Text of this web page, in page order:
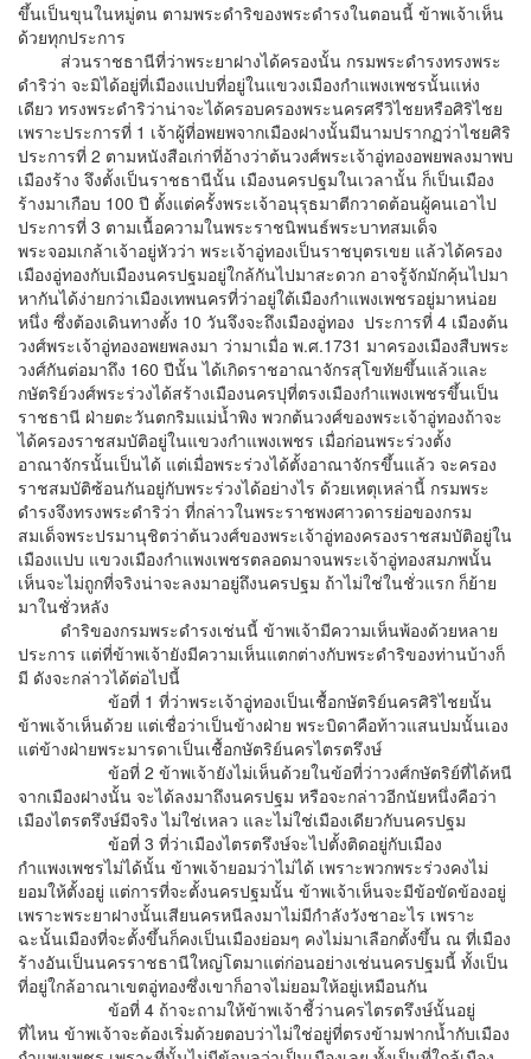
ขึ้นเป็นขุนในหมู่ตน ตามพระดำริของพระดำรงในตอนนี้ ข้าพเจ้าเห็น
ด้วยทุกประการ
ส่วนราชธานีที่ว่าพระยาฝางได้ครองนั้น กรมพระดำรงทรงพระ
ดำริว่า จะมิได้อยู่ที่เมืองแปบที่อยู่ในแขวงเมืองกำแพงเพชรนั้นแห่ง
เดียว ทรงพระดำริว่าน่าจะได้ครอบครองพระนครศรีวิไชยหรือศิริไชย
เพราะประการที่ 1 เจ้าผู้ที่อพยพจากเมืองฝางนั้นมีนามปรากฏว่าไชยศิริ
ประการที่ 2 ตามหนังสือเก่าที่อ้างว่าต้นวงศ์พระเจ้าอู่ทองอพยพลงมาพบ
เมืองร้าง จึงตั้งเป็นราชธานีนั้น เมืองนครปฐมในเวลานั้น ก็เป็นเมือง
ร้างมาเกือบ 100 ปี ตั้งแต่ครั้งพระเจ้าอนุรุธมาตีกวาดต้อนผู้คนเอาไป
ประการที่ 3 ตามเนื้อความในพระราชนิพนธ์พระบาทสมเด็จ
พระจอมเกล้าเจ้าอยู่หัวว่า พระเจ้าอู่ทองเป็นราชบุตรเขย แล้วได้ครอง
เมืองอู่ทองกับเมืองนครปฐมอยู่ใกล้กันไปมาสะดวก อาจรู้จักมักคุ้นไปมา
หากันได้ง่ายกว่าเมืองเทพนครที่ว่าอยู่ใต้เมืองกำแพงเพชรอยู่มาหน่อย
หนึ่ง ซึ่งต้องเดินทางตั้ง 10 วันจึงจะถึงเมืองอู่ทอง ประการที่ 4 เมืองต้น
วงศ์พระเจ้าอู่ทองอพยพลงมา ว่ามาเมื่อ พ.ศ.1731 มาครองเมืองสืบพระ
วงศ์กันต่อมาถึง 160 ปีนั้น ได้เกิดราชอาณาจักรสุโขทัยขึ้นแล้วและ
กษัตริย์วงศ์พระร่วงได้สร้างเมืองนครปุที่ตรงเมืองกำแพงเพชรขึ้นเป็น
ราชธานี ฝ่ายตะวันตกริมแม่น้ำพิง พวกต้นวงศ์ของพระเจ้าอู่ทองถ้าจะ
ได้ครองราชสมบัติอยู่ในแขวงกำแพงเพชร เมื่อก่อนพระร่วงตั้ง
อาณาจักรนั้นเป็นได้ แต่เมื่อพระร่วงได้ตั้งอาณาจักรขึ้นแล้ว จะครอง
ราชสมบัติซ้อนกันอยู่กับพระร่วงได้อย่างไร ด้วยเหตุเหล่านี้ กรมพระ
ดำรงจึงทรงพระดำริว่า ที่กล่าวในพระราชพงศาวดารย่อของกรม
สมเด็จพระปรมานุชิตว่าต้นวงศ์ของพระเจ้าอู่ทองครองราชสมบัติอยู่ใน
เมืองแปบ แขวงเมืองกำแพงเพชรตลอดมาจนพระเจ้าอู่ทองสมภพนั้น
เห็นจะไม่ถูกที่จริงน่าจะลงมาอยู่ถึงนครปฐม ถ้าไม่ใช่ในชั่วแรก ก็ย้าย
มาในชั่วหลัง
ดำริของกรมพระดำรงเช่นนี้ ข้าพเจ้ามีความเห็นพ้องด้วยหลาย
ประการ แต่ที่ข้าพเจ้ายังมีความเห็นแตกต่างกับพระดำริของท่านบ้างก็
มี ดังจะกล่าวได้ต่อไปนี้
ข้อที่ 1 ที่ว่าพระเจ้าอู่ทองเป็นเชื้อกษัตริย์นครศิริไชยนั้น
ข้าพเจ้าเห็นด้วย แต่เชื่อว่าเป็นข้างฝ่าย พระบิดาคือท้าวแสนปมนั้นเอง
แต่ข้างฝ่ายพระมารดาเป็นเชื้อกษัตริย์นครไตรตรึงษ์
ข้อที่ 2 ข้าพเจ้ายังไม่เห็นด้วยในข้อที่ว่าวงศ์กษัตริย์ที่ได้หนี
จากเมืองฝางนั้น จะได้ลงมาถึงนครปฐม หรือจะกล่าวอีกนัยหนึ่งคือว่า
เมืองไตรตรึงษ์มีจริง ไม่ใช่เหลว และไม่ใช่เมืองเดียวกับนครปฐม
ข้อที่ 3 ที่ว่าเมืองไตรตรึงษ์จะไปตั้งติดอยู่กับเมือง
กำแพงเพชรไม่ได้นั้น ข้าพเจ้ายอมว่าไม่ได้ เพราะพวกพระร่วงคงไม่
ยอมให้ตั้งอยู่ แต่การที่จะตั้งนครปฐมนั้น ข้าพเจ้าเห็นจะมีข้อขัดข้องอยู่
เพราะพระยาฝางนั้นเสียนครหนีลงมาไม่มีกำลังวังชาอะไร เพราะ
ฉะนั้นเมืองที่จะตั้งขึ้นก็คงเป็นเมืองย่อมๆ คงไม่มาเลือกตั้งขึ้น ณ ที่เมือง
ร้างอันเป็นนครราชธานีใหญ่โตมาแต่ก่อนอย่างเช่นนครปฐมนี้ ทั้งเป็น
ที่อยู่ใกล้อาณาเขตอู่ทองซึ่งเขาก็อาจไม่ยอมให้อยู่เหมือนกัน
ข้อที่ 4 ถ้าจะถามให้ข้าพเจ้าชี้ว่านครไตรตรึงษ์นั้นอยู่
ที่ไหน ข้าพเจ้าจะต้องเริ่มด้วยตอบว่าไม่ใช่อยู่ที่ตรงข้ามฟากน้ำกับเมือง